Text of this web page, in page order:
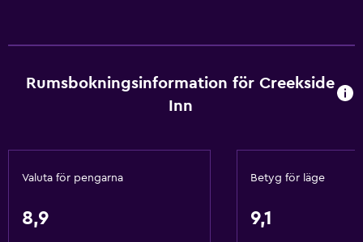
Rumsbokningsinformation för Creekside
Inn
Valuta för pengarna
8,9
Betyg för läge
9,1